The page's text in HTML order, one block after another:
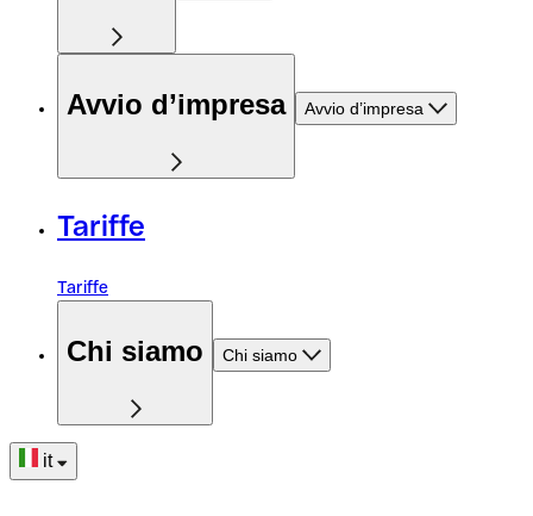
Avvio d’impresa Avvio d’impresa
Tariffe
Tariffe
Chi siamo Chi siamo
it